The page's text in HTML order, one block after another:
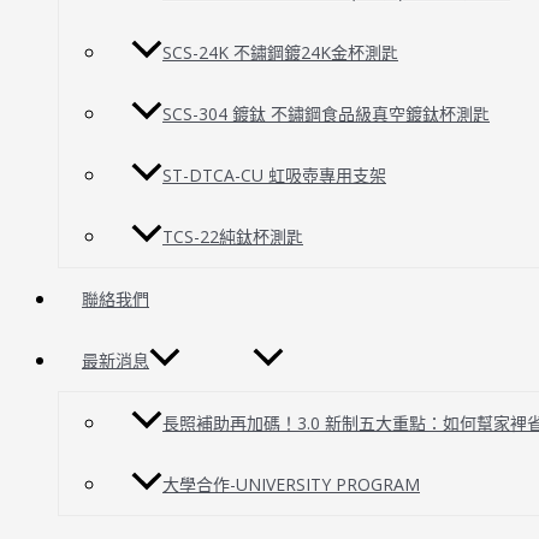
SCS-24K 不鏽鋼鍍24K金杯測匙
SCS-304 鍍鈦 不鏽鋼食品級真空鍍鈦杯測匙
ST-DTCA-CU 虹吸壺專用支架
TCS-22純鈦杯測匙
聯絡我們
最新消息
長照補助再加碼！3.0 新制五大重點：如何幫家裡
大學合作-UNIVERSITY PROGRAM